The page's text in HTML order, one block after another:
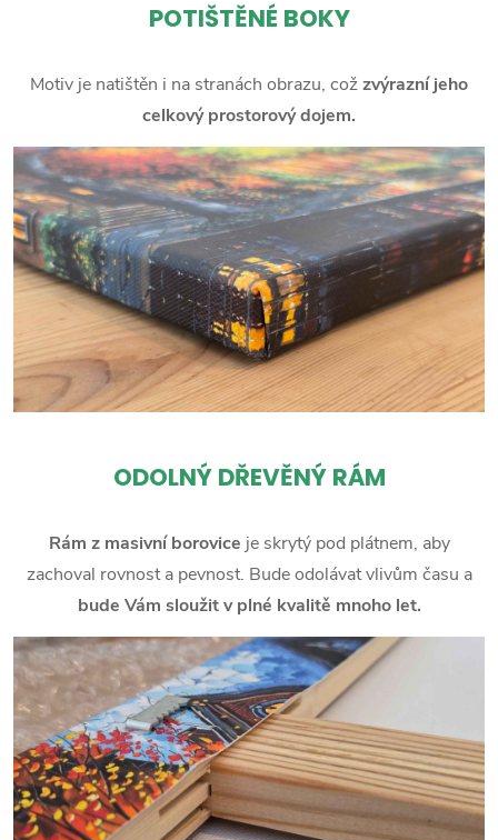
POTIŠTĚNÉ BOKY
Motiv je natištěn i na stranách obrazu, cožzvýrazní jeho
celkový prostorový dojem.
ODOLNÝ DŘEVĚNÝ RÁM
Rám z masivní borovice je skrytý pod plátnem, aby
zachoval rovnost a pevnost. Bude odolávat vlivům času a
bude Vám sloužit v plné kvalitě mnoho let.